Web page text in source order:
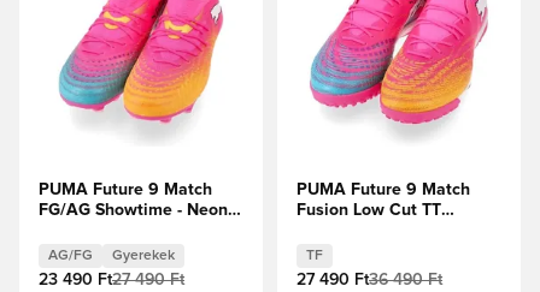
PUMA Future 9 Match
FG/AG Showtime - Neon
Élénk türkiz/PUMA Fehér
Gyerek
AG/FG Gyerekek
23 490 Ft27 490 Ft
PUMA Future 9 Match
Fusion Low Cut TT
rózsaszín/Sun Stream/
Élénk türkiz/PUMA Fehér
TF
27 490 Ft36 490 Ft